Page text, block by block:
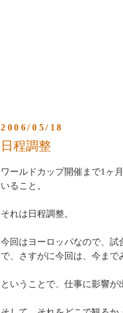
2006/05/18
日程調整
ワールドカップ開催まで1ヶ
いること。
それは日程調整。
今回はヨーロッパなので、試
で、さすがに今回は、今まで
ということで、仕事に影響が